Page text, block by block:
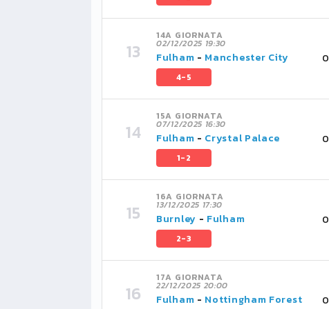
14A GIORNATA
02/12/2025 19:30
Fulham - Manchester City
4-5
0
15A GIORNATA
07/12/2025 16:30
Fulham - Crystal Palace
1-2
0
16A GIORNATA
13/12/2025 17:30
Burnley - Fulham
2-3
0
17A GIORNATA
22/12/2025 20:00
Fulham - Nottingham Forest 0